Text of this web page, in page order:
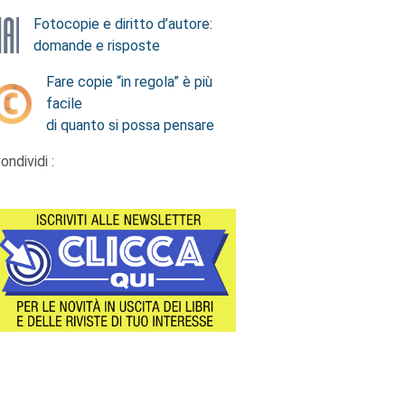
Fotocopie e diritto d’autore:
domande e risposte
Fare copie “in regola” è più
facile
di quanto si possa pensare
: